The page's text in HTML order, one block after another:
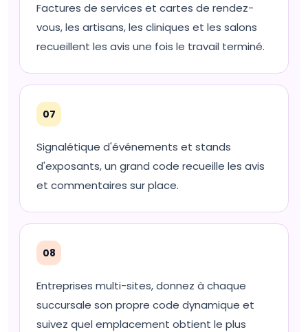
Factures de services et cartes de rendez-
vous, les artisans, les cliniques et les salons
recueillent les avis une fois le travail terminé.
07
Signalétique d'événements et stands
d'exposants, un grand code recueille les avis
et commentaires sur place.
08
Entreprises multi-sites, donnez à chaque
succursale son propre code dynamique et
suivez quel emplacement obtient le plus